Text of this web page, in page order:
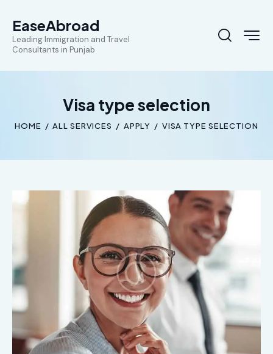
EaseAbroad
Leading Immigration and Travel
Consultants in Punjab
Visa type selection
HOME ALL SERVICES APPLY VISA TYPE SELECTION